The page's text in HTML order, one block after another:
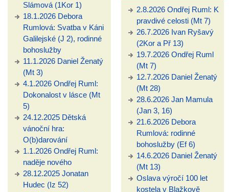
Slámová (1Kor 1)
18.1.2026 Debora
Rumlová: Svatba v Káni
Galilejské (J 2), rodinné
bohoslužby
11.1.2026 Daniel Ženatý
(Mt 3)
4.1.2026 Ondřej Ruml:
Dokonalost v lásce (Mt
5)
24.12.2025 Dětská
vánoční hra:
O(b)darování
1.1.2026 Ondřej Ruml:
naděje nového
28.12.2025 Jonatan
Hudec (Iz 52)
2.8.2026 Ondřej Ruml: K
pravdivé celosti (Mt 7)
26.7.2026 Ivan Ryšavý
(2Kor a Př 13)
19.7.2026 Ondřej Ruml
(Mt 7)
12.7.2026 Daniel Ženatý
(Mt 28)
28.6.2026 Jan Mamula
(Jan 3, 16)
21.6.2026 Debora
Rumlová: rodinné
bohoslužby (Ef 6)
14.6.2026 Daniel Ženatý
(Mt 13)
Oslava výročí 100 let
kostela v Blažkově